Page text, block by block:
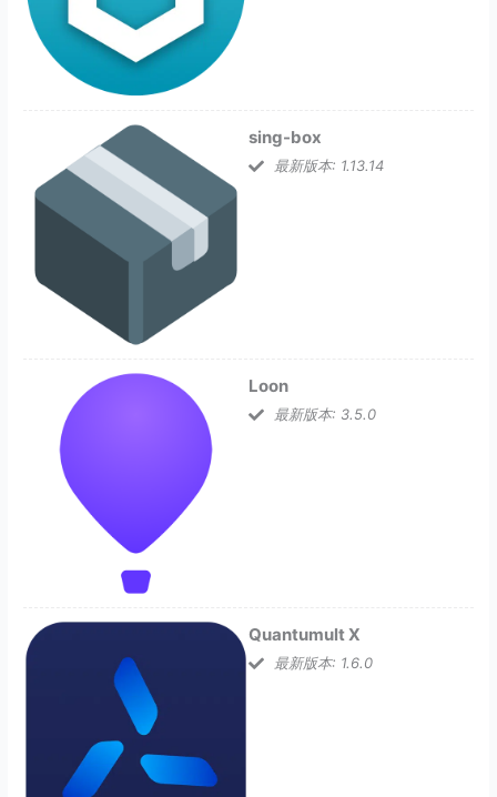
sing-box
最新版本: 1.13.14
Loon
最新版本: 3.5.0
Quantumult X
最新版本: 1.6.0